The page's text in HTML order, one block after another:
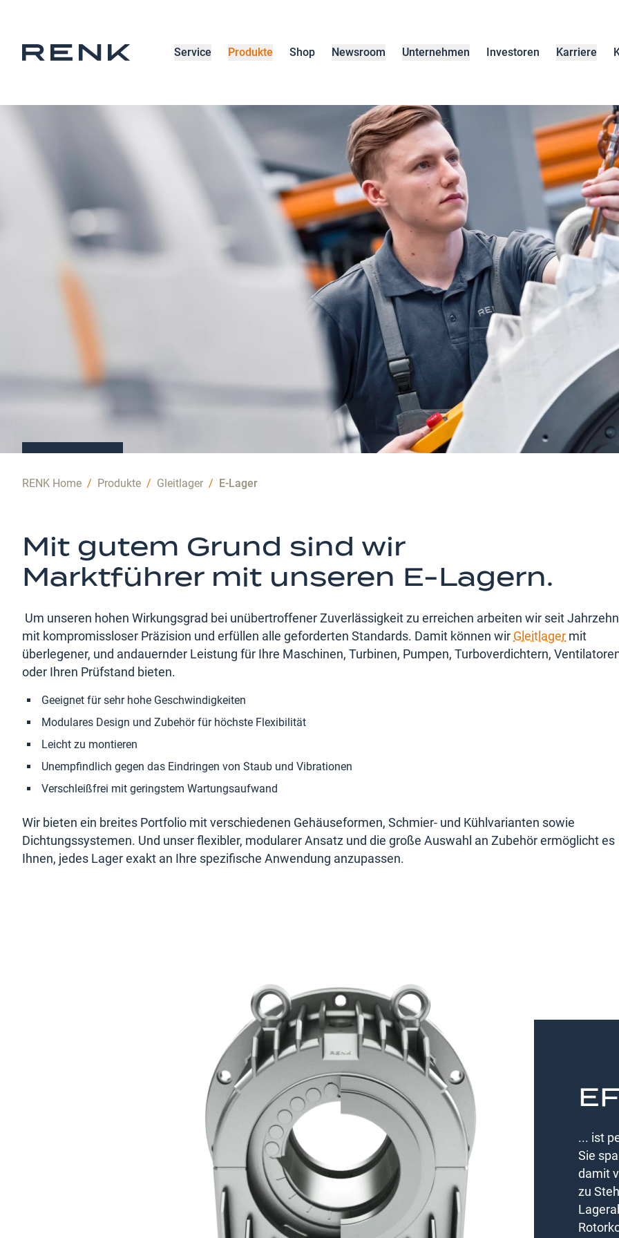
Service Produkte Shop Newsroom Unternehmen Investoren Karriere
Sie
Ihre
mit
unseren
E-
Lagern.
RENK Home / Produkte / Gleitlager / E-Lager
Mit gutem Grund sind wir
Marktführer mit unseren E-Lagern.
Um unseren hohen Wirkungsgrad bei unübertroffener Zuverlässigkeit zu erreichen arbeiten wir seit
mit kompromissloser Präzision und erfüllen alle geforderten Standards. Damit können wir Gleitlager mit
überlegener, und andauernder Leistung für Ihre Maschinen, Turbinen, Pumpen, Turboverdichtern,
oder Ihren Prüfstand bieten.
Geeignet für sehr hohe Geschwindigkeiten
Modulares Design und Zubehör für höchste Flexibilität
Leicht zu montieren
Unempfindlich gegen das Eindringen von Staub und Vibrationen
Verschleißfrei mit geringstem Wartungsaufwand
Wir bieten ein breites Portfolio mit verschiedenen Gehäuseformen, Schmier- und Kühlvarianten sowie
Dichtungssystemen. Und unser flexibler, modularer Ansatz und die große Auswahl an Zubehör ermöglicht es
Ihnen, jedes Lager exakt an Ihre spezifische Anwendung anzupassen.
... ist
Sie
damit
zu